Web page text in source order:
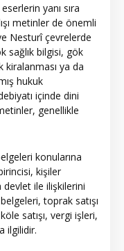
yanı sıra
metinler de önemli
Nesturî çevrelerde
sağlık bilgisi, gök
ya da
hukuk
içinde dini
genellikle
konularına
kişiler
devlet ile ilişkilerini
toprak satışı
satışı, vergi işleri,
ilgilidir.